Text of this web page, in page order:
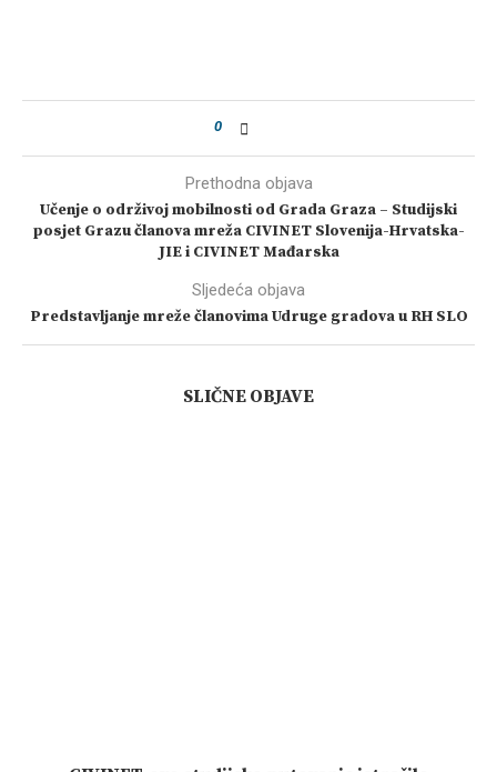
0
Prethodna objava
Učenje o održivoj mobilnosti od Grada Graza – Studijski
posjet Grazu članova mreža CIVINET Slovenija-Hrvatska-
JIE i CIVINET Mađarska
Sljedeća objava
Predstavljanje mreže članovima Udruge gradova u RH SLO
SLIČNE OBJAVE